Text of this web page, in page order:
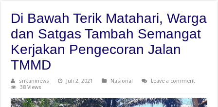
Di Bawah Terik Matahari, Warga
dan Satgas Tambah Semangat
Kerjakan Pengecoran Jalan
TMMD
srikaninews Juli 2, 2021 Nasional
Leave a comment
38 Views